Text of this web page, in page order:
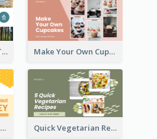
Hiking Journey YouTube Thumbnail Make Your Own Cupcakes YouTube Thumbnail
Honey Introduction YouTube Thumbnail Quick Vegetarian Recipes YouTube Thumbnail